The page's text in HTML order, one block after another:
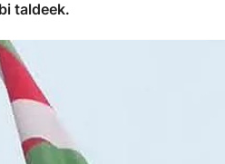
taldeek.